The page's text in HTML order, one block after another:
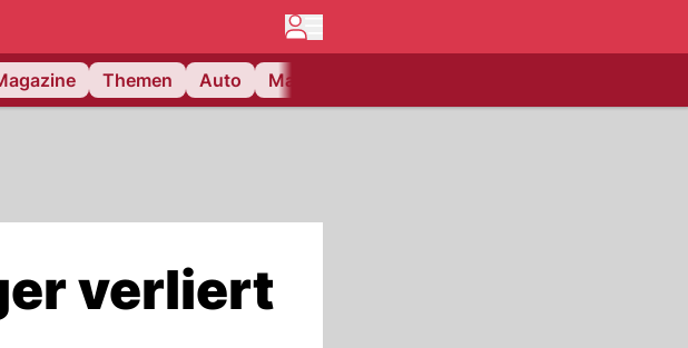
Themen Auto Matchcenter
verliert